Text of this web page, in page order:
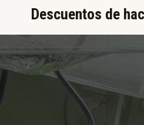
Descuentos de